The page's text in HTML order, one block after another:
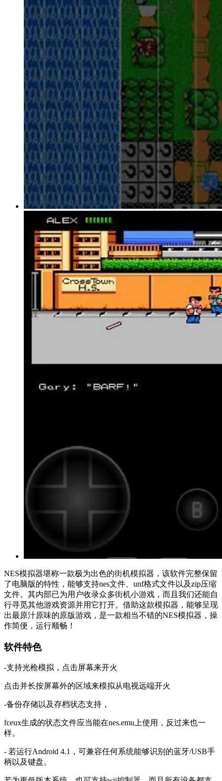
NES模拟器堪称一款极为出色的街机模拟器，该软件完整保留
了电脑版的特性，能够支持nes文件、unf格式文件以及zip压缩
文件。其内部已为用户收录众多街机小游戏，而且我们还能自
行寻觅其他游戏资源并用它打开。借助这款模拟器，能够呈现
出最原汁原味的原版游戏，是一款相当不错的NES模拟器，操
作简便，运行顺畅！
软件特色
-支持光枪模拟，点击屏幕来开火
点击并长按屏幕外的区域来模拟从电视远端开火
-备份存储以及存档状态支持，
fceux生成的状态文件应当能在nes.emu上使用，反过来也一
样。
- 若运行Android 4.1，可兼容任何系统能够识别的蓝牙/USB手
柄以及键盘。